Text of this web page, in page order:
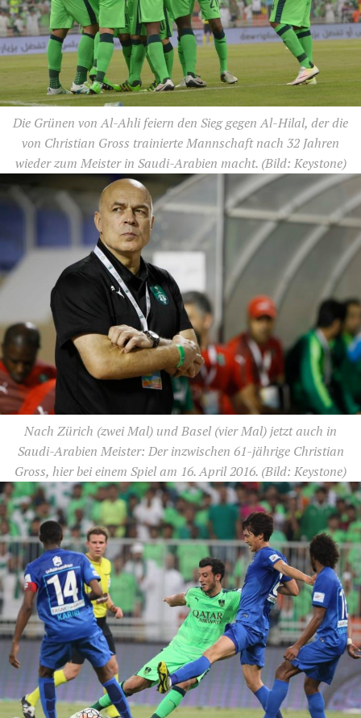
Die Grünen von Al-Ahli feiern den Sieg gegen Al-Hilal, der die
von Christian Gross trainierte Mannschaft nach 32 Jahren
wieder zum Meister in Saudi-Arabien macht.(Bild: Keystone)
Nach Zürich (zwei Mal) und Basel (vier Mal) jetzt auch in
Saudi-Arabien Meister: Der inzwischen 61-jährige Christian
Gross, hier bei einem Spiel am 16. April 2016. (Bild: Keystone)